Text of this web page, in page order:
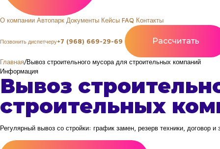
О компании Автопарк Документы Кейсы FAQ Контакты
Позвонить диспетчеру+7 (968) 669-29-69 Рассчитать
Главная/Вывоз строительного мусора для строительных компаний
Информация
Вывоз
строительных
Регулярный вывоз со стройки: график замен, резерв техники, договор